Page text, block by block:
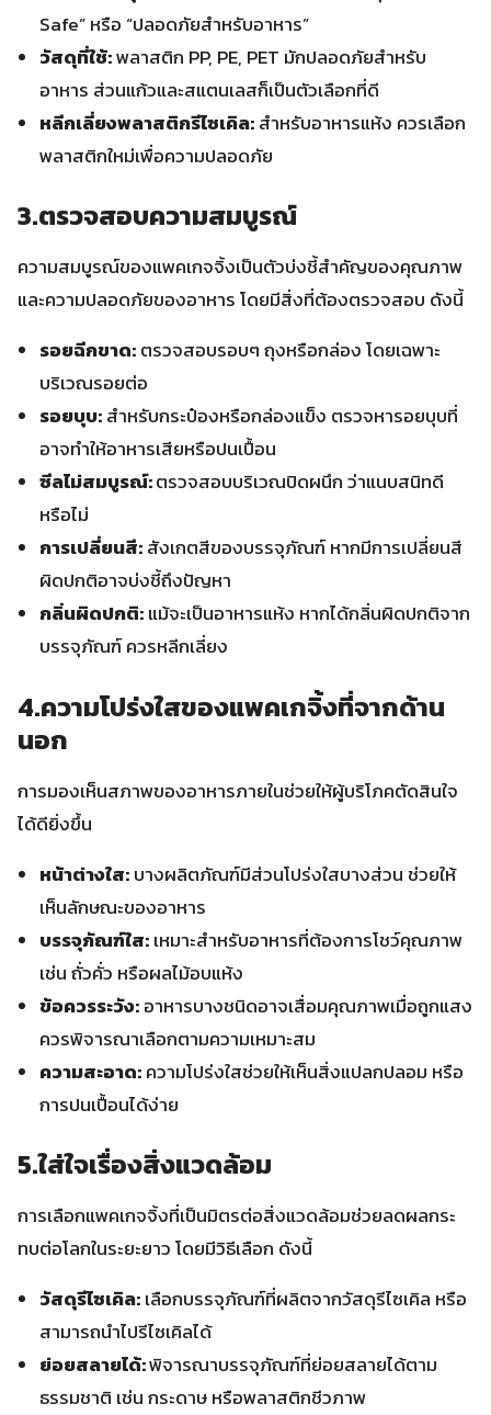
Safe” หรือ “ปลอดภัยสำหรับอาหาร”
วัสดุที่ใช้:พลาสติก PP, PE, PET มักปลอดภัยสำหรับ
อาหาร ส่วนแก้วและสแตนเลสก็เป็นตัวเลือกที่ดี
หลีกเลี่ยงพลาสติกรีไซเคิล:สำหรับอาหารแห้ง ควรเลือก
พลาสติกใหม่เพื่อความปลอดภัย
3.ตรวจสอบความสมบูรณ์
ความสมบูรณ์ของแพคเกจจิ้งเป็นตัวบ่งชี้สำคัญของคุณภาพ
และความปลอดภัยของอาหาร โดยมีสิ่งที่ต้องตรวจสอบ ดังนี้
รอยฉีกขาด:ตรวจสอบรอบๆ ถุงหรือกล่อง โดยเฉพาะ
บริเวณรอยต่อ
รอยบุบ:สำหรับกระป๋องหรือกล่องแข็ง ตรวจหารอยบุบที่
อาจทำให้อาหารเสียหรือปนเปื้อน
ซีลไม่สมบูรณ์:ตรวจสอบบริเวณปิดผนึก ว่าแนบสนิทดี
หรือไม่
การเปลี่ยนสี:สังเกตสีของบรรจุภัณฑ์ หากมีการเปลี่ยนสี
ผิดปกติอาจบ่งชี้ถึงปัญหา
กลิ่นผิดปกติ:แม้จะเป็นอาหารแห้ง หากได้กลิ่นผิดปกติจาก
บรรจุภัณฑ์ ควรหลีกเลี่ยง
4.ความโปร่งใสของแพคเกจิ้งที่จากด้าน
นอก
การมองเห็นสภาพของอาหารภายในช่วยให้ผู้บริโภคตัดสินใจ
ได้ดียิ่งขึ้น
หน้าต่างใส:บางผลิตภัณฑ์มีส่วนโปร่งใสบางส่วน ช่วยให้
เห็นลักษณะของอาหาร
บรรจุภัณฑ์ใส:เหมาะสำหรับอาหารที่ต้องการโชว์คุณภาพ
เช่น ถั่วคั่ว หรือผลไม้อบแห้ง
ข้อควรระวัง:อาหารบางชนิดอาจเสื่อมคุณภาพเมื่อถูกแสง
ควรพิจารณาเลือกตามความเหมาะสม
ความสะอาด:ความโปร่งใสช่วยให้เห็นสิ่งแปลกปลอม หรือ
การปนเปื้อนได้ง่าย
5.ใส่ใจเรื่องสิ่งแวดล้อม
การเลือกแพคเกจจิ้งที่เป็นมิตรต่อสิ่งแวดล้อมช่วยลดผลกระ
ทบต่อโลกในระยะยาว โดยมีวิธีเลือก ดังนี้
วัสดุรีไซเคิล:เลือกบรรจุภัณฑ์ที่ผลิตจากวัสดุรีไซเคิล หรือ
สามารถนำไปรีไซเคิลได้
ย่อยสลายได้:พิจารณาบรรจุภัณฑ์ที่ย่อยสลายได้ตาม
ธรรมชาติ เช่น กระดาษ หรือพลาสติกชีวภาพ